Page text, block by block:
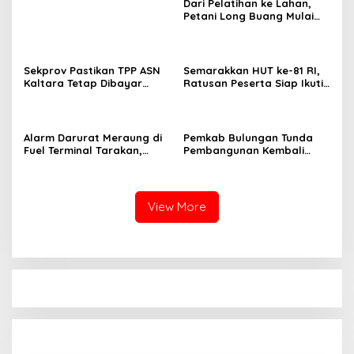
Dari Pelatihan ke Lahan,
Petani Long Buang Mulai
Sekprov Pastikan TPP ASN
Kaltara Tetap Dibayar
Semarakkan HUT ke-81 RI,
Ratusan Peserta Siap Ikuti
Alarm Darurat Meraung di
Fuel Terminal Tarakan,
Pemkab Bulungan Tunda
Pembangunan Kembali
View More